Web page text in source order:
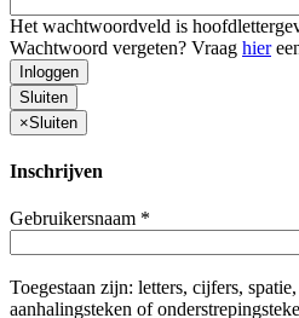
Het wachtwoordveld is
Wachtwoord vergeten? Vraag hier
Inloggen
Sluiten
×Sluiten
Inschrijven
Gebruikersnaam *
Toegestaan zijn: letters, cijfers,
aanhalingsteken of